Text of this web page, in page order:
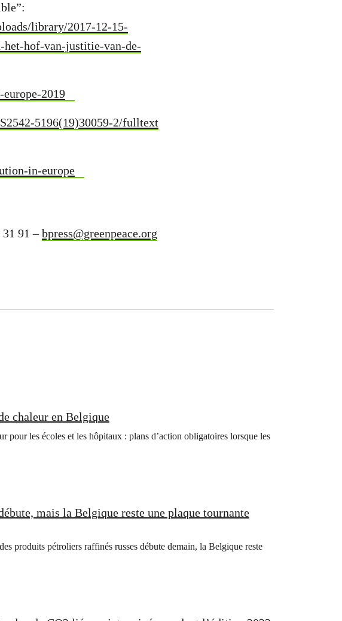
library/2017-12-15-
het-hof-van-justitie-van-de-
2019
5196(19)30059-2/fulltext
in-europe
31 91 –bpress@greenpeace.org
chaleur en Belgique
pour les écoles et les hôpitaux : plans d’action obligatoires lorsque les
mais la Belgique reste une plaque tournante
produits pétroliers raffinés russes débute demain, la Belgique reste